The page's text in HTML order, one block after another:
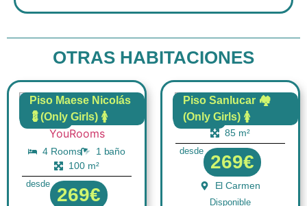
OTRAS HABITACIONES
Piso Maese Nicolás
💈(Only Girls) 🚺
FLAT
4 Rooms
1 baño
100 m²
desde
269€
Piso Sanlucar 🏘️
(Only Girls) 🚺
FLAT
4 Rooms
1 baño
85 m²
desde
269€
El Carmen
Disponible